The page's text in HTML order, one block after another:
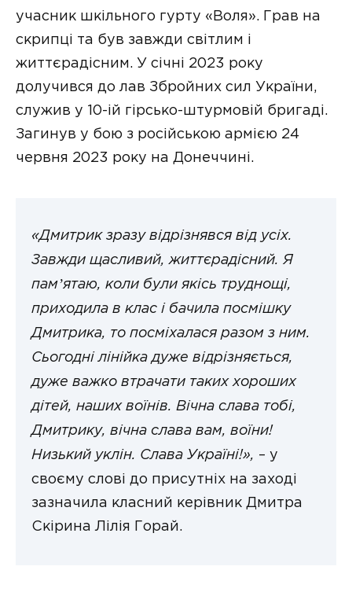
учасник шкільного гурту «Воля». Грав на
скрипці та був завжди світлим і
життєрадісним. У січні 2023 року
долучився до лав Збройних сил України,
служив у 10-ій гірсько-штурмовій бригаді.
Загинув у бою з російською армією 24
червня 2023 року на Донеччині.
«Дмитрик зразу відрізнявся від усіх.
Завжди щасливий, життєрадісний. Я
памʼятаю, коли були якісь труднощі,
приходила в клас і бачила посмішку
Дмитрика, то посміхалася разом з ним.
Сьогодні лінійка дуже відрізняється,
дуже важко втрачати таких хороших
дітей, наших воїнів. Вічна слава тобі,
Дмитрику, вічна слава вам, воїни!
Низький уклін. Слава Україні!», – у
своєму слові до присутніх на заході
зазначила класний керівник Дмитра
Скірина Лілія Горай.